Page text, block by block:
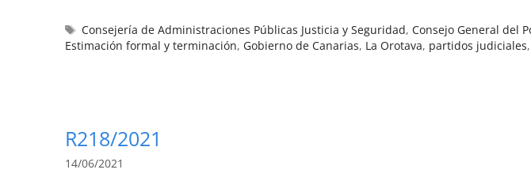
Consejería de Administraciones Públicas Justicia y Seguridad,Consejo General del
Estimación formal y terminación, Gobierno de Canarias, La Orotava, partidos judiciales,
R218/2021
14/06/2021